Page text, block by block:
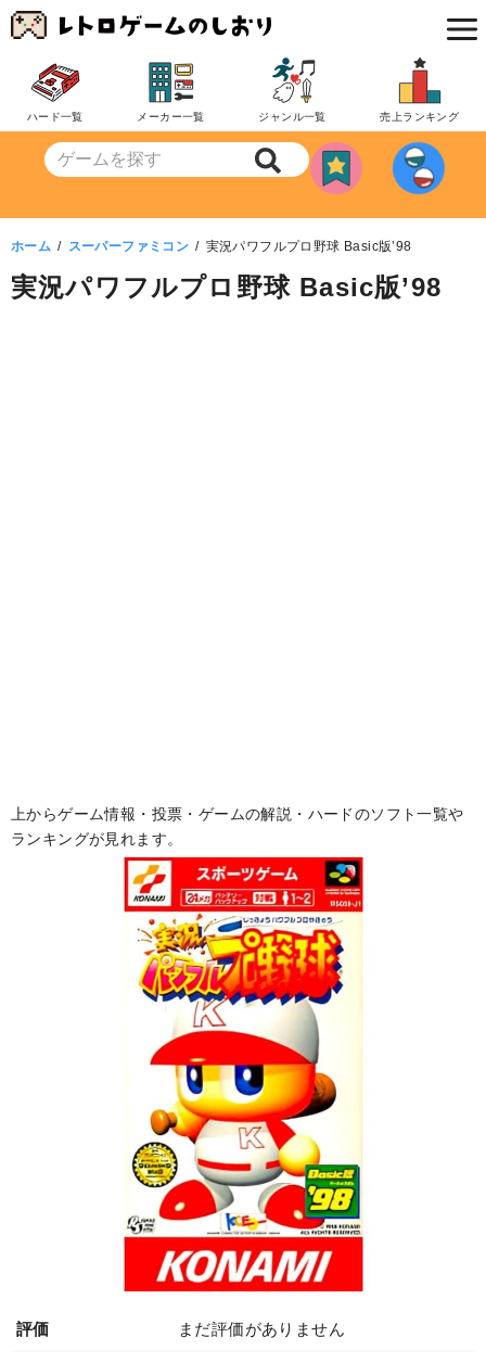
コ
ン
ツ
動
ハード一覧 メーカー一覧 ジャンル一覧 売上ランキング
ホーム スーパーファミコン 実況パワフルプロ野球 Basic版’98
実況パワフルプロ野球 Basic版’98
上からゲーム情報・投票・ゲームの解説・ハードのソフト一覧や
ランキングが見れます。
評価 まだ評価がありません